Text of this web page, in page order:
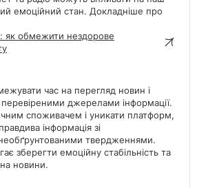
емоційний стан. Докладніше про
як обмежити нездорове
час на перегляд новин і
перевіреними джерелами інформації.
споживачем і уникати платформ,
інформація зі
твердженнями.
зберегти емоційну стабільність та
новини.